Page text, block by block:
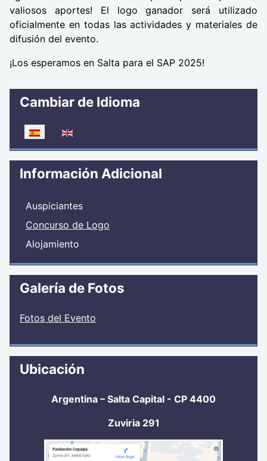
valiosos aportes! El logo ganador será utilizado
oficialmente en todas las actividades y materiales de
difusión del evento.
¡Los esperamos en Salta para el SAP 2025!
Cambiar de Idioma
Seleccione su idioma
Información Adicional
Auspiciantes
Concurso de Logo
Alojamiento
Galería de Fotos
Fotos del Evento
Ubicación
Argentina – Salta Capital - CP 4400
Zuviria 291